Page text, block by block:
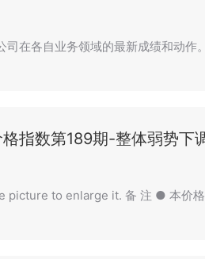
司在各自业务领域的最新成绩和动
指数第189期-整体弱势下
picture to enlarge it. 备 注 ● 本价